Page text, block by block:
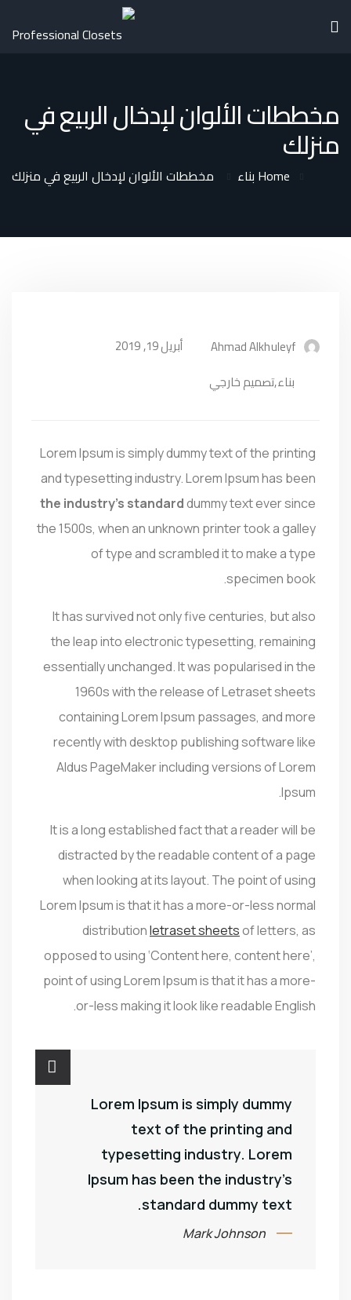
مخططات الألوان لإدخال الربيع في
منزلك
Home بناء مخططات الألوان لإدخال الربيع في منزلك
Ahmad Alkhuleyf
أبريل 19, 2019
بناء,تصميم خارجي
Lorem Ipsum is simply dummy text of the printing
and typesetting industry. Lorem Ipsum has been
the industry’s standarddummy text ever since
the 1500s, when an unknown printer took a galley
of type and scrambled it to make a type
specimen book.
It has survived not only five centuries, but also
the leap into electronic typesetting, remaining
essentially unchanged. It was popularised in the
1960s with the release of Letraset sheets
containing Lorem Ipsum passages, and more
recently with desktop publishing software like
Aldus PageMaker including versions of Lorem
Ipsum.
It is a long established fact that a reader will be
distracted by the readable content of a page
when looking at its layout. The point of using
Lorem Ipsum is that it has a more-or-less normal
distributionletraset sheetsof letters, as
opposed to using ‘Content here, content here’,
point of using Lorem Ipsum is that it has a more-
or-less making it look like readable English.
Lorem Ipsum is simply dummy
text of the printing and
typesetting industry. Lorem
Ipsum has been the industry’s
standard dummy text.
Mark Johnson